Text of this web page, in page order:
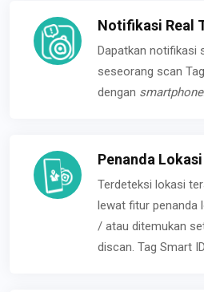
Notifikasi Real
Dapatkan notifikasi
seseorang scan
dengan smartphone.
Penanda
Terdeteksi lokasi
lewat fitur penanda
/ atau ditemukan
discan. Tag Smart